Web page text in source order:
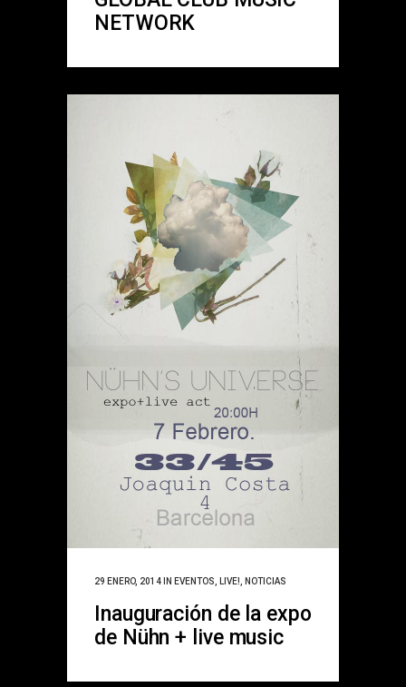
NETWORK
29 ENERO, 2014 IN EVENTOS LIVE! NOTICIAS
Inauguración de la expo
de Nühn + live music